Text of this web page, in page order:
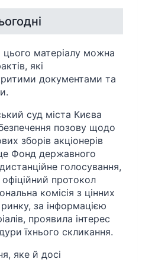
матеріалу можна
які
документами та
суд міста Києва
позову щодо
зборів акціонерів
Фонд державного
голосування,
протокол
комісія з цінних
за інформацією
проявила інтерес
їхнього скликання.
яке й досі